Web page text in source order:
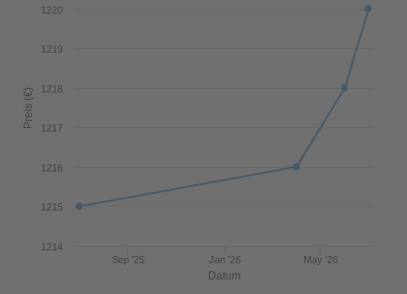
Datum
Preis (€)
Jan '26
Sep '25 May '26
1214
1215
1216
1217
1218
1219
1220